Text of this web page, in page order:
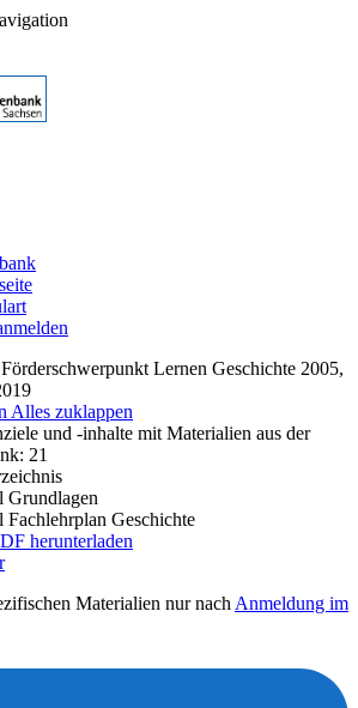
Lernen Geschichte 2005,
Alles zuklappen
und -inhalte mit Materialien aus der
21
Grundlagen
Fachlehrplan Geschichte
herunterladen
Materialien nur nach Anmeldung im